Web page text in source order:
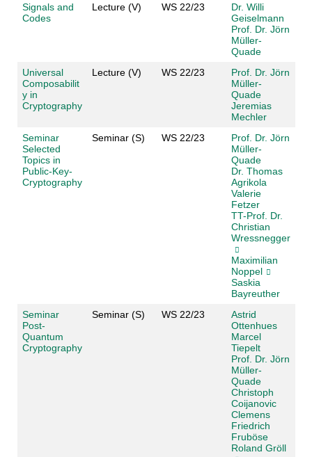
Signals and
Codes
Lecture (V) WS 22/23
Dr. Willi
Geiselmann
Prof. Dr. Jörn
Müller-
Quade
Universal
Composabilit
y in
Cryptography
Lecture (V) WS 22/23
Prof. Dr. Jörn
Müller-
Quade
Jeremias
Mechler
Seminar
Selected
Topics in
Public-Key-
Cryptography
Seminar (S) WS 22/23
Prof. Dr. Jörn
Müller-
Quade
Dr. Thomas
Agrikola
Valerie
Fetzer
TT-Prof. Dr.
Christian
Wressnegger
Maximilian
Noppel
Saskia
Bayreuther
Seminar
Post-
Quantum
Cryptography
Seminar (S) WS 22/23
Astrid
Ottenhues
Marcel
Tiepelt
Prof. Dr. Jörn
Müller-
Quade
Christoph
Coijanovic
Clemens
Friedrich
Fruböse
Roland Gröll